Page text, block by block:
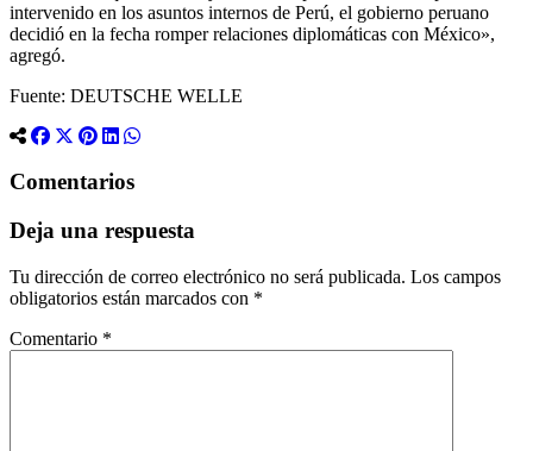
intervenido en los asuntos internos de Perú, el gobierno peruano
decidió en la fecha romper relaciones diplomáticas con México»,
agregó.
Fuente: DEUTSCHE WELLE
Comentarios
Deja una respuesta
Tu dirección de correo electrónico no será publicada. Los campos
obligatorios están marcados con *
Comentario *